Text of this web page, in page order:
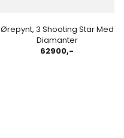
Ørepynt, 3 Shooting Star Med
Diamanter
62900,-